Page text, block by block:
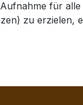
für
zu erzielen,